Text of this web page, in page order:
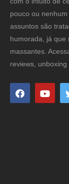
pouco ou
assuntos são
humorada, já que
massantes.
reviews,